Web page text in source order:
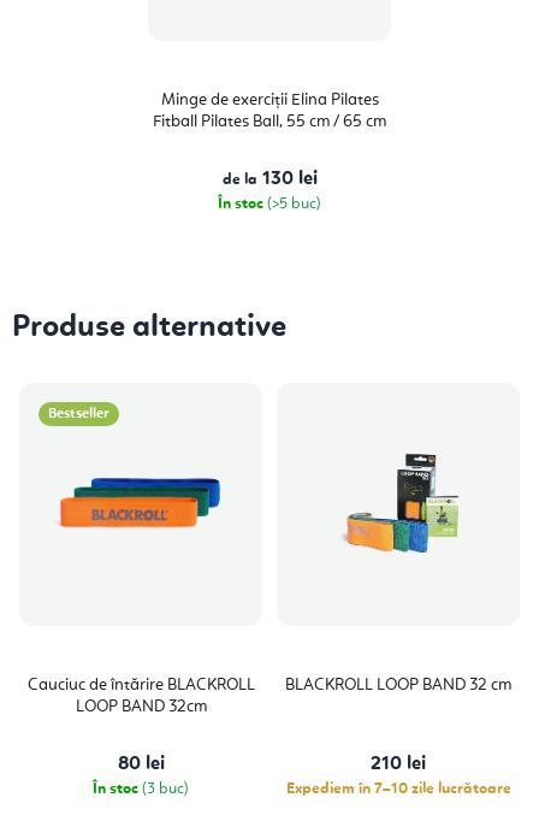
Minge de exerciții Elina Pilates
Fitball Pilates Ball, 55 cm / 65 cm
de la 130 lei
În stoc (>5 buc)
Produse alternative
Bestseller
Cauciuc de întărire BLACKROLL
LOOP BAND 32cm
80 lei
În stoc (3 buc)
BLACKROLL LOOP BAND 32 cm
210 lei
Expediem în 7–10 zile lucrătoare